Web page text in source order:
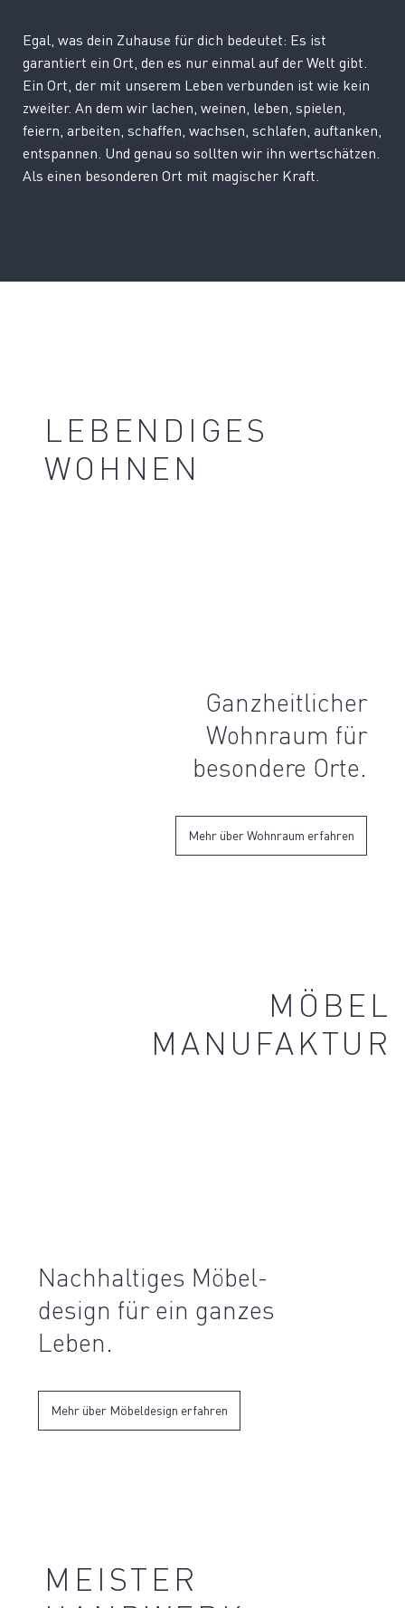
Egal, was dein Zuhause für dich bedeutet: Es ist
garantiert ein Ort, den es nur einmal auf der Welt gibt.
Ein Ort, der mit unserem Leben verbunden ist wie kein
zweiter. An dem wir lachen, weinen, leben, spielen,
feiern, arbeiten, schaffen, wachsen, schlafen, auftanken,
entspannen. Und genau so sollten wir ihn wertschätzen.
Als einen besonderen Ort mit magischer Kraft.
Ganzheit­licher
Wohnraum für
besondere Orte.
Mehr über Wohnraum erfahren
LEBENDIGES
WOHNEN
Nachhal­tiges Möbel­
design für ein ganzes
Leben.
Mehr über Möbeldesign erfahren
MÖBEL
MANUFAKTUR
MEISTER